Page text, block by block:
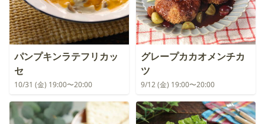
パンプキンラテフリカッ
セ
10/31 (金) 19:00〜20:00
グレープカカオメンチカ
ツ
9/12 (金) 19:00〜20:00